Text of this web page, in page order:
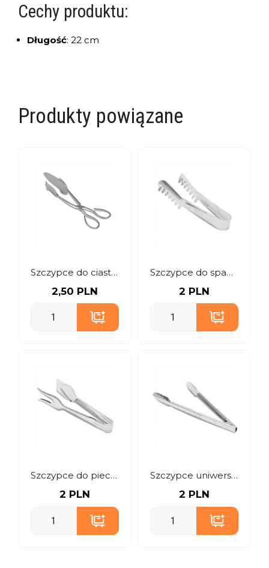
Cechy produktu:
Długość: 22 cm
Produkty powiązane
Szczypce do ciasta 28 cm
2,50 PLN
Szczypce do spaghetti
2 PLN
Szczypce do pieczeni 21 cm
2 PLN
Szczypce uniwersalne 24, 30 i 40 cm
2 PLN